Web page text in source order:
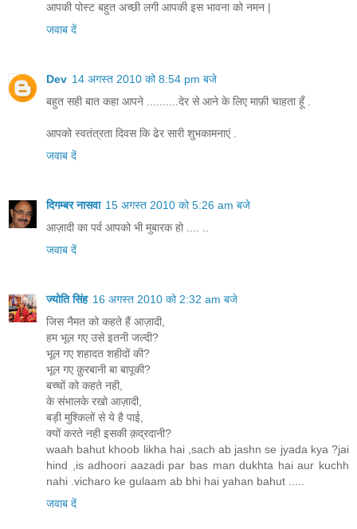
आपकी पोस्ट बहुत अच्छी लगी आपकी इस भावना को नमन |
जवाब दें
Dev 14 अगस्त 2010 को 8:54 pm बजे
बहुत सही बात कहा आपने ..........देर से आने के लिए माफ़ी चाहता हूँ .
आपको स्वतंत्रता दिवस कि ढेर सारी शुभकामनाएं .
जवाब दें
दिगम्बर नासवा 15 अगस्त 2010 को 5:26 am बजे
आज़ादी का पर्व आपको भी मुबारक हो .... ..
जवाब दें
ज्योति सिंह 16 अगस्त 2010 को 2:32 am बजे
जिस नैमत को कहते हैं आज़ादी,
हम भूल गए उसे इतनी जल्दी?
भूल गए शहादत शहीदों की?
भूल गए क़ुरबानी बा बापूकी?
बच्चों को कहते नही,
के संभालके रखो आज़ादी,
बड़ी मुश्किलों से ये है पाई,
क्यों करते नही इसकी क़द्रदानी?
waah bahut khoob likha hai ,sach ab jashn se jyada kya ?jai
hind ,is adhoori aazadi par bas man dukhta hai aur kuchh
nahi .vicharo ke gulaam ab bhi hai yahan bahut .....
जवाब दें